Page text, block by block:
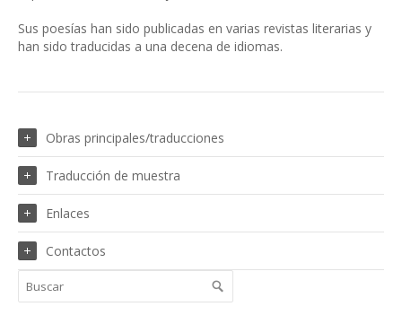
Sus poesías han sido publicadas en varias revistas literarias y
han sido traducidas a una decena de idiomas.
Obras principales/traducciones
Traducción de muestra
Enlaces
Contactos